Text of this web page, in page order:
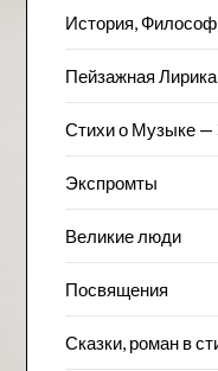
История,
Пейзажна​я Лирика
Стихи о Музыке —
Экспромты
Великие люди
Посвящения
Сказки, роман в